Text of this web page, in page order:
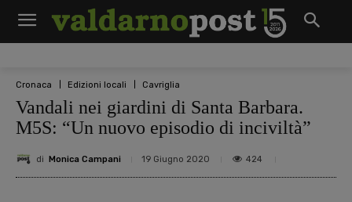
Cronaca Edizioni locali Cavriglia
Vandali nei giardini di Santa Barbara.
M5S: “Un nuovo episodio di inciviltà”
di Monica Campani 19 Giugno 2020 424